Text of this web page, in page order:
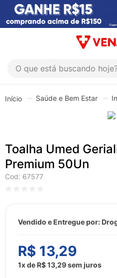
O que está buscando hoje?
Saúde e Bem Estar
Toalha Umed
Premium 50Un
Cod: 67577
Vendido e Entregue por:
R$ 13,29
1x de R$13,29sem juros
1º
sinustrat
4º
sabonete
8º
fralda
desodorante